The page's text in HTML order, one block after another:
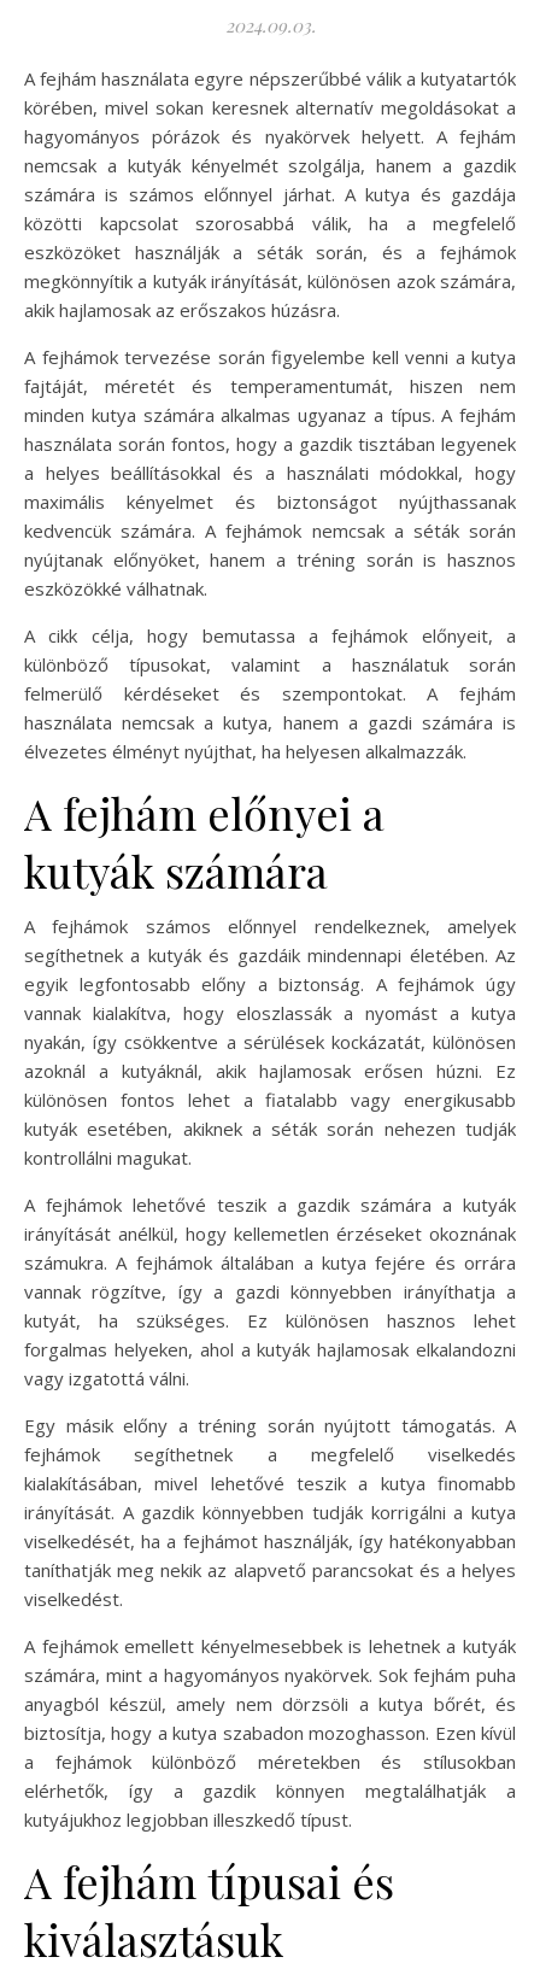
2024.09.03.
A fejhám használata egyre népszerűbbé válik a kutyatartók
körében, mivel sokan keresnek alternatív megoldásokat a
hagyományos pórázok és nyakörvek helyett. A fejhám
nemcsak a kutyák kényelmét szolgálja, hanem a gazdik
számára is számos előnnyel járhat. A kutya és gazdája
közötti kapcsolat szorosabbá válik, ha a megfelelő
eszközöket használják a séták során, és a fejhámok
megkönnyítik a kutyák irányítását, különösen azok számára,
akik hajlamosak az erőszakos húzásra.
A fejhámok tervezése során figyelembe kell venni a kutya
fajtáját, méretét és temperamentumát, hiszen nem
minden kutya számára alkalmas ugyanaz a típus. A fejhám
használata során fontos, hogy a gazdik tisztában legyenek
a helyes beállításokkal és a használati módokkal, hogy
maximális kényelmet és biztonságot nyújthassanak
kedvencük számára. A fejhámok nemcsak a séták során
nyújtanak előnyöket, hanem a tréning során is hasznos
eszközökké válhatnak.
A cikk célja, hogy bemutassa a fejhámok előnyeit, a
különböző típusokat, valamint a használatuk során
felmerülő kérdéseket és szempontokat. A fejhám
használata nemcsak a kutya, hanem a gazdi számára is
élvezetes élményt nyújthat, ha helyesen alkalmazzák.
A fejhám előnyei a
kutyák számára
A fejhámok számos előnnyel rendelkeznek, amelyek
segíthetnek a kutyák és gazdáik mindennapi életében. Az
egyik legfontosabb előny a biztonság. A fejhámok úgy
vannak kialakítva, hogy eloszlassák a nyomást a kutya
nyakán, így csökkentve a sérülések kockázatát, különösen
azoknál a kutyáknál, akik hajlamosak erősen húzni. Ez
különösen fontos lehet a fiatalabb vagy energikusabb
kutyák esetében, akiknek a séták során nehezen tudják
kontrollálni magukat.
A fejhámok lehetővé teszik a gazdik számára a kutyák
irányítását anélkül, hogy kellemetlen érzéseket okoznának
számukra. A fejhámok általában a kutya fejére és orrára
vannak rögzítve, így a gazdi könnyebben irányíthatja a
kutyát, ha szükséges. Ez különösen hasznos lehet
forgalmas helyeken, ahol a kutyák hajlamosak elkalandozni
vagy izgatottá válni.
Egy másik előny a tréning során nyújtott támogatás. A
fejhámok segíthetnek a megfelelő viselkedés
kialakításában, mivel lehetővé teszik a kutya finomabb
irányítását. A gazdik könnyebben tudják korrigálni a kutya
viselkedését, ha a fejhámot használják, így hatékonyabban
taníthatják meg nekik az alapvető parancsokat és a helyes
viselkedést.
A fejhámok emellett kényelmesebbek is lehetnek a kutyák
számára, mint a hagyományos nyakörvek. Sok fejhám puha
anyagból készül, amely nem dörzsöli a kutya bőrét, és
biztosítja, hogy a kutya szabadon mozoghasson. Ezen kívül
a fejhámok különböző méretekben és stílusokban
elérhetők, így a gazdik könnyen megtalálhatják a
kutyájukhoz legjobban illeszkedő típust.
A fejhám típusai és
kiválasztásuk